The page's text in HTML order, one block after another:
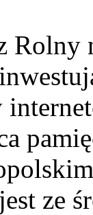
Rolny
ze